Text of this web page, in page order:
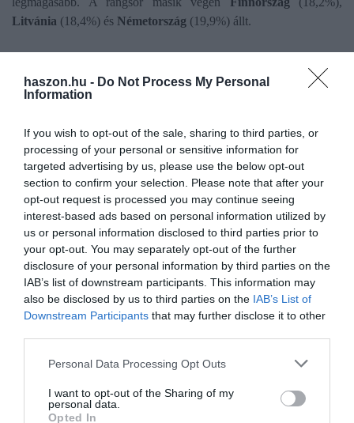
haszon.hu - Do Not Process My Personal
Information
If you wish to opt-out of the sale, sharing to third parties, or
processing of your personal or sensitive information for
targeted advertising by us, please use the below opt-out
section to confirm your selection. Please note that after your
opt-out request is processed you may continue seeing
interest-based ads based on personal information utilized by
us or personal information disclosed to third parties prior to
your opt-out. You may separately opt-out of the further
disclosure of your personal information by third parties on the
IAB’s list of downstream participants. This information may
also be disclosed by us to third parties on the IAB’s List of
Downstream Participants that may further disclose it to other
Please note that this website/app uses one or more Google
not limited to your visit or usage behaviour. You may click to
grant or deny consent to Google and its third-party tags to
Personal Data Processing Opt Outs
I want to opt-out of the Sharing of my
personal data.
Opted In
Litvánia (18,4%) és Németország (19,9%) állt.
Nők40: így számítják be a gyermeknevelést
szolgálati időként
Ezek a juttatások és kedvezmények járnak az
egygyermekes szülőknek 2025-ben
Így használható fel az egészségpénztári pénz a
gyermekek iskolakezdésére
háztartás életstílus statisztika eurostat gyermek